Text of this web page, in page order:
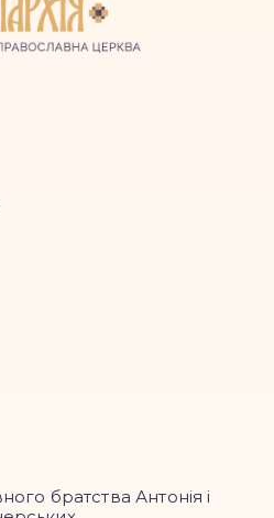
братства Антонія і